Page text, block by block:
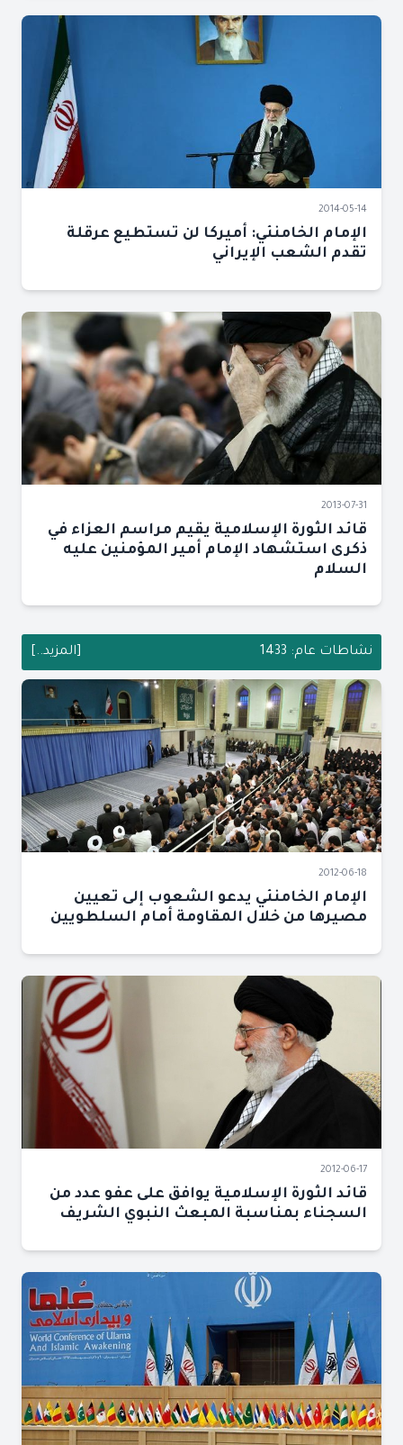
2014-05-14
الإمام الخامنئي: أميركا لن تستطيع عرقلة
تقدم الشعب الإيراني
2013-07-31
قائد الثورة الإسلامية يقيم مراسم العزاء في
ذكرى استشهاد الإمام أمير المؤمنين عليه
السلام
نشاطات عام: 1433 [المزيد..]
2012-06-18
الإمام الخامنئي يدعو الشعوب إلى تعيين
مصيرها من خلال المقاومة أمام السلطويين
2012-06-17
قائد الثورة الإسلامية يوافق على عفو عدد من
السجناء بمناسبة المبعث النبوي الشريف